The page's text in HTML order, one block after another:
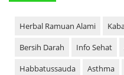
Herbal Ramuan Alami
Bersih Darah
Info Sehat
Habbatussauda
Asthma